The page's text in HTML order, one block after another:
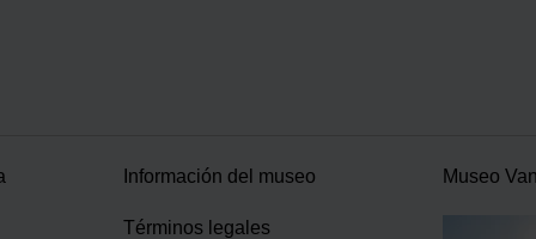
Información del museo
Términos legales
Museo